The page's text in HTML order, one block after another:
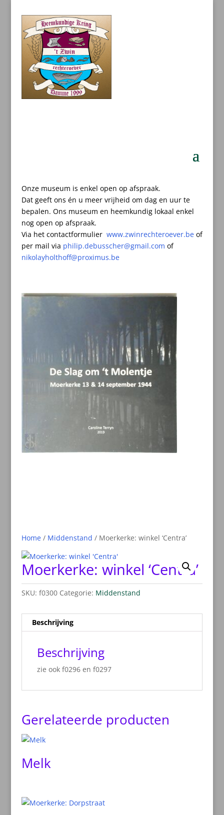
Onze museum is enkel open op afspraak.
Dat geeft ons én u meer vrijheid om dag en uur te
bepalen. Ons museum en heemkundig lokaal enkel
nog open op afspraak.
Via het contactformulier www.zwinrechteroever.be of
per mail via philip.debusscher@gmail.com of
nikolayholthoff@proximus.be
Home/ Middenstand / Moerkerke: winkel ‘Centra’
Moerkerke: winkel ‘Centra’
SKU: f0300 Categorie: Middenstand
Beschrijving
Beschrijving
zie ook f0296 en f0297
Gerelateerde producten
Melk